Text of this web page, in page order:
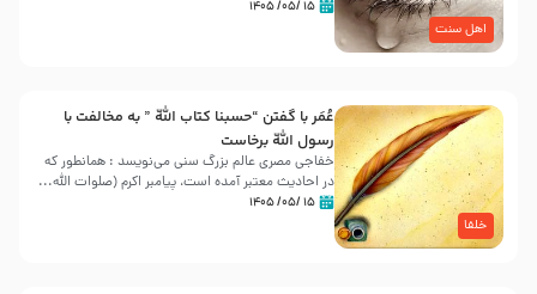
اهل سنت
۱۵ /۰۵/ ۱۴۰۵
خلفا
عُمَر با گفتن “حسبنا كتاب اللّه ” به مخالفت با
رسول اللّه برخاست
خفاجی مصری عالم بزرگ سنی می‌نویسد : همانطور که
در احادیث معتبر آمده است، پیامبر اکرم (صلوات اللّه...
۱۵ /۰۵/ ۱۴۰۵